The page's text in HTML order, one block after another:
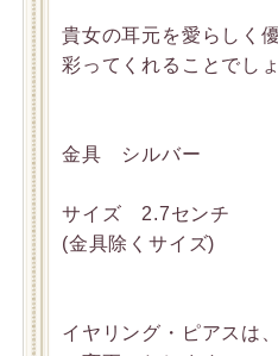
貴女の耳元を愛らしく
彩ってくれることでし
金具 シルバー
サイズ 2.7センチ
(金具除くサイズ)
イヤリング・ピアスは